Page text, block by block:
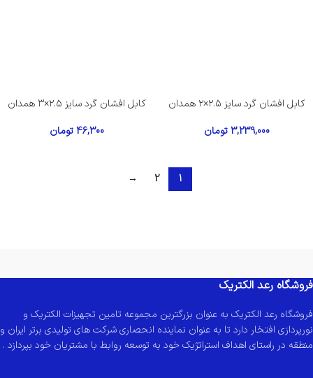
کابل افشان گرد سایز ۲.۵×۲ همدان
3,239,000 تومان
کابل افشان گرد سایز ۲.۵×۳ همدان
46,300 تومان
1
2
→
فروشگاه رعد الکتریک
فروشگاه رعد الکتریک به عنوان بزرگترین مجموعه تامین تجهیزات الکتریک و
نورپردازی افتخار دارد تا به عنوان نماینده انحصاری شرکت های تولیدی برتر ایران و
منطقه در راستای اهداف استراتژیک خود به توسعه روابط با مشتریان خود بپردازد .